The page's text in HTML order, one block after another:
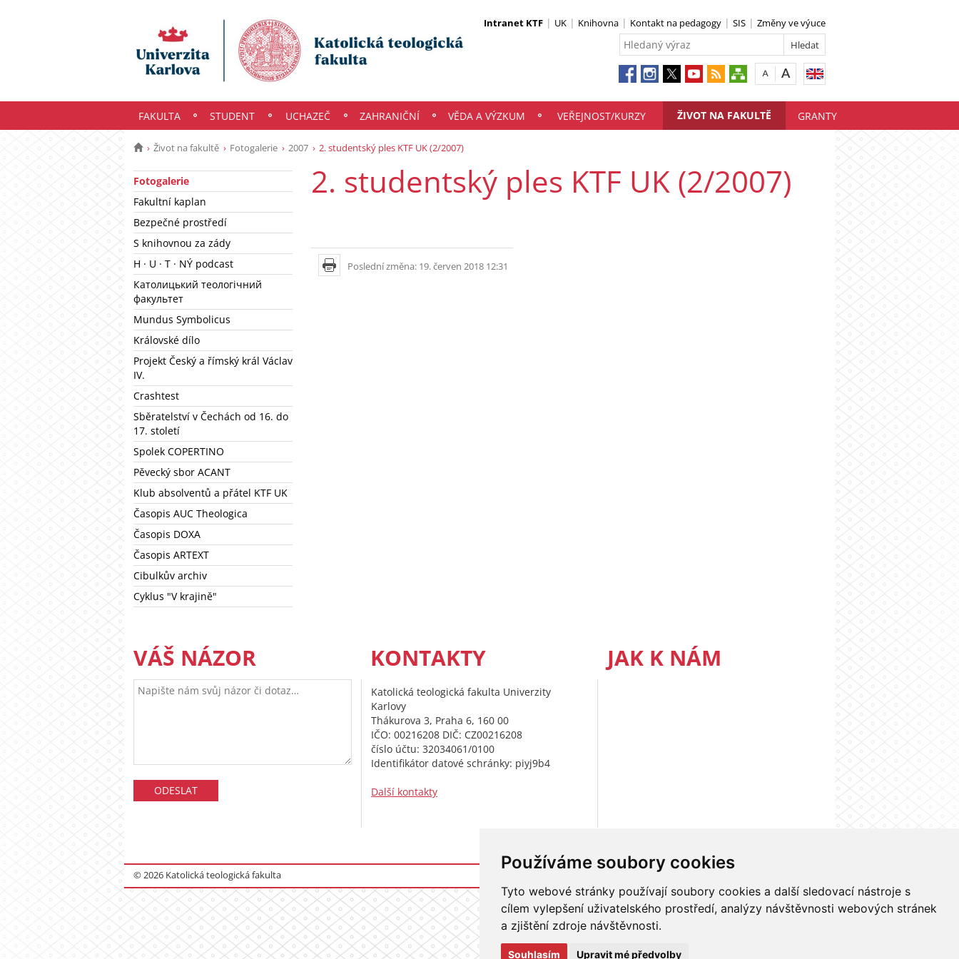
Používáme soubory cookies
Tyto webové stránky používají soubory cookies a další sledovací nástroje s
cílem vylepšení uživatelského prostředí, analýzy návštěvnosti webových stránek
a zjištění zdroje návštěvnosti.
Souhlasím Upravit mé předvolby
Intranet KTF UK Knihovna Kontakt na pedagogy SIS Změny ve výuce
FAKULTA STUDENT UCHAZEČ ZAHRANIČNÍ VĚDA A VÝZKUM VEŘEJNOST/KURZY ŽIVOT NA FAKULTĚ GRANTY
Život na fakultě Fotogalerie 2007 2. studentský ples KTF UK (2/2007)
Fotogalerie
Fakultní kaplan
Bezpečné prostředí
S knihovnou za zády
H · U · T · NÝ podcast
Католицький теологічний
факультет
Mundus Symbolicus
Královské dílo
Projekt Český a římský král Václav
IV.
Crashtest
Sběratelství v Čechách od 16. do
17. století
Spolek COPERTINO
Pěvecký sbor ACANT
Klub absolventů a přátel KTF UK
Časopis AUC Theologica
Časopis DOXA
Časopis ARTEXT
Cibulkův archiv
Cyklus "V krajině"
2. studentský ples KTF UK (2/2007)
Poslední změna: 19. červen 2018 12:31
VÁŠ NÁZOR KONTAKTY
Katolická teologická fakulta Univerzity
Karlovy
Thákurova 3, Praha 6, 160 00
IČO: 00216208 DIČ: CZ00216208
číslo účtu: 32034061/0100
Identifikátor datové schránky: piyj9b4
Další kontakty
JAK K NÁM
© 2026 Katolická teologická fakulta Přihlášení do informačního systému UK